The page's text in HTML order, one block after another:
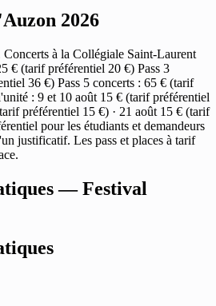
2026
à la Collégiale Saint-Laurent
€ (tarif préférentiel 20 €) Pass 3
36 €) Pass 5 concerts : 65 € (tarif
: 9 et 10 août 15 € (tarif préférentiel
préférentiel 15 €) · 21 août 15 € (tarif
pour les étudiants et demandeurs
justificatif. Les pass et places à tarif
— Festival